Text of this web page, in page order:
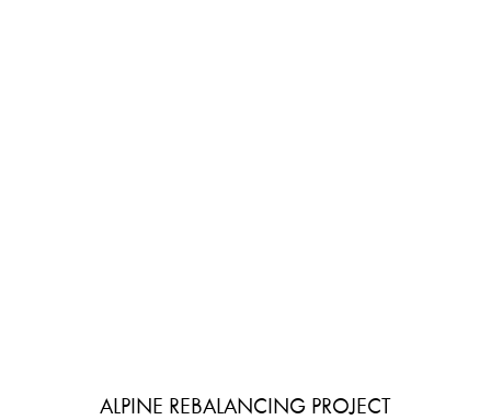
ALPINE REBALANCING PROJECT